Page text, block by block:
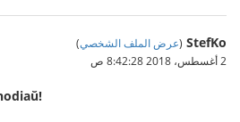
StefKo
(عرض الملف الشخصي)
2 أغسطس، 2018 8:42:28 ص